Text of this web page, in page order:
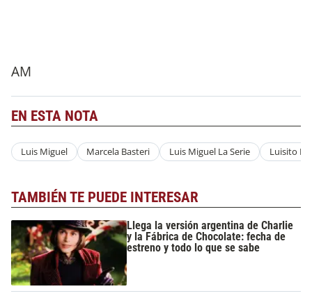
AM
EN ESTA NOTA
Luis Miguel Marcela Basteri Luis Miguel La Serie Luisito
TAMBIÉN TE PUEDE INTERESAR
Llega la versión argentina de Charlie
y la Fábrica de Chocolate: fecha de
estreno y todo lo que se sabe